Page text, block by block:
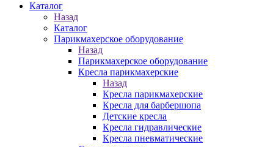
Каталог
Назад
Каталог
Парикмахерское оборудование
Назад
Парикмахерское оборудование
Кресла парикмахерские
Назад
Кресла парикмахерские
Кресла для барбершопа
Детские кресла
Кресла гидравлические
Кресла пневматические